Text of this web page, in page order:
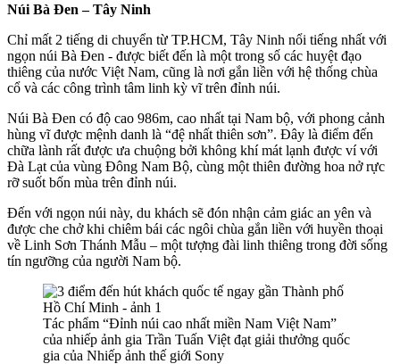
Núi Bà Đen – Tây Ninh
Chỉ mất 2 tiếng di chuyển từ TP.HCM, Tây Ninh nổi tiếng nhất với
ngọn núi Bà Đen - được biết đến là một trong số các huyệt đạo
thiêng của nước Việt Nam, cũng là nơi gắn liền với hệ thống chùa
cổ và các công trình tâm linh kỳ vĩ trên đỉnh núi.
Núi Bà Đen có độ cao 986m, cao nhất tại Nam bộ, với phong cảnh
hùng vĩ được mệnh danh là “đệ nhất thiên sơn”. Đây là điểm đến
chữa lành rất được ưa chuộng bởi không khí mát lạnh được ví với
Đà Lạt của vùng Đông Nam Bộ, cùng một thiên đường hoa nở rực
rỡ suốt bốn mùa trên đỉnh núi.
Đến với ngọn núi này, du khách sẽ đón nhận cảm giác an yên và
được che chở khi chiêm bái các ngôi chùa gắn liền với huyền thoại
về Linh Sơn Thánh Mẫu – một tượng đài linh thiêng trong đời sống
tín ngưỡng của người Nam bộ.
Tác phẩm “Đỉnh núi cao nhất miền Nam Việt Nam”
của nhiếp ảnh gia Trần Tuấn Việt đạt giải thưởng quốc
gia của Nhiếp ảnh thế giới Sony